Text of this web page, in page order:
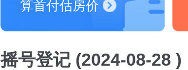
算首付估房价
摇号登记 (2024-08-28 )